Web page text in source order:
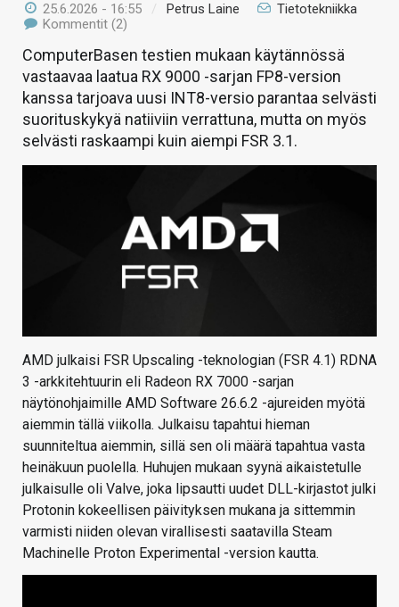
25.6.2026 - 16:55 / Petrus Laine
Tietotekniikka
Kommentit (2)
ComputerBasen testien mukaan käytännössä
vastaavaa laatua RX 9000 -sarjan FP8-version
kanssa tarjoava uusi INT8-versio parantaa selvästi
suorituskykyä natiiviin verrattuna, mutta on myös
selvästi raskaampi kuin aiempi FSR 3.1.
AMD julkaisi FSR Upscaling -teknologian (FSR 4.1) RDNA
3 -arkkitehtuurin eli Radeon RX 7000 -sarjan
näytönohjaimille AMD Software 26.6.2 -ajureiden myötä
aiemmin tällä viikolla. Julkaisu tapahtui hieman
suunniteltua aiemmin, sillä sen oli määrä tapahtua vasta
heinäkuun puolella. Huhujen mukaan syynä aikaistetulle
julkaisulle oli Valve, joka lipsautti uudet DLL-kirjastot julki
Protonin kokeellisen päivityksen mukana ja sittemmin
varmisti niiden olevan virallisesti saatavilla Steam
Machinelle Proton Experimental -version kautta.